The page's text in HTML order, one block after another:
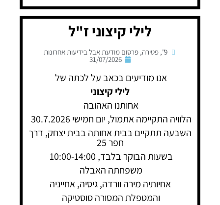
לילי קיצוני ז"ל
9"
,פטירה,פרסום מודעת אבל בידיעות אחרונות
31/07/2026
אנו מודיעים בכאב על לכתה של
לילי קיצוני
אחותנו האהובה
הלוויה התקיימה אתמול, יום חמישי 30.7.2026
השבעה תתקיים בבית אחותה בבית יצחק, דרך
חפר 25
בשעות הבוקר בלבד, 10:00-14:00
משפחתה האבלה
אחיותיה מירה וורדה, גיסיה, אחייניה
והמטפלת המסורה סוסטיקה